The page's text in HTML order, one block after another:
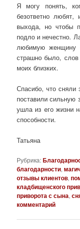
Я могу понять,
безответно
выхода, но чтобы
подло и нечестно.
любимую женщину
страшно было,
моих близких.
Спасибо, что сняли
поставили сильную
ушла из его жизни
способности.
Татьяна
Рубрика:
благодарности,
отзывы клиентов,
кладбищенского
приворота с сына,
комментарий